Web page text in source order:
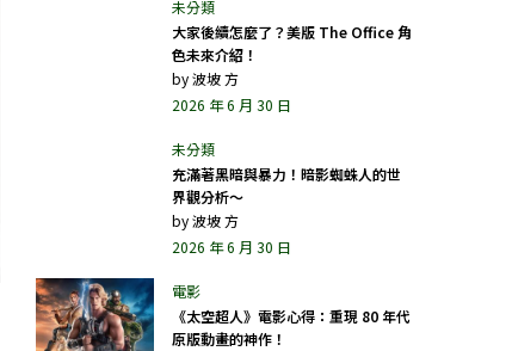
大家後續怎麼了？美版 The Office 角
色未來介紹！
by波坡 方
2026 年 6 月 30 日
充滿著黑暗與暴力！暗影蜘蛛人的世
界觀分析～
by波坡 方
2026 年 6 月 30 日
《太空超人》電影心得：重現 80 年代
原版動畫的神作！